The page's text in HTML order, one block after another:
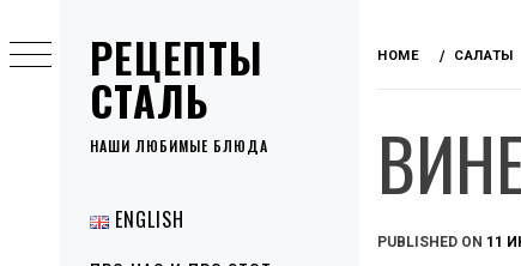
РЕЦЕПТЫ
СТАЛЬ
НАШИ ЛЮБИМЫЕ БЛЮДА
Menu
ENGLISH
to
content
HOME САЛАТЫ
PUBLISHED ON 11